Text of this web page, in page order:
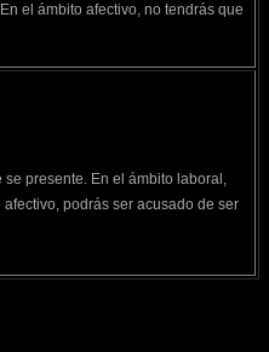
el ámbito afectivo, no tendrás que
presente. En el ámbito laboral,
podrás ser acusado de ser